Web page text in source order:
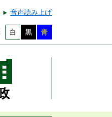
音声読み上げ
白 黒 青